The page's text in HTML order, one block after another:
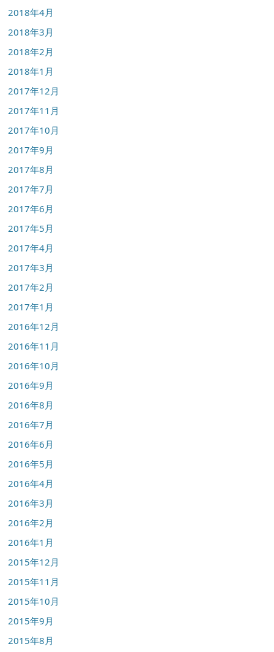
2018年4月
2018年3月
2018年2月
2018年1月
2017年12月
2017年11月
2017年10月
2017年9月
2017年8月
2017年7月
2017年6月
2017年5月
2017年4月
2017年3月
2017年2月
2017年1月
2016年12月
2016年11月
2016年10月
2016年9月
2016年8月
2016年7月
2016年6月
2016年5月
2016年4月
2016年3月
2016年2月
2016年1月
2015年12月
2015年11月
2015年10月
2015年9月
2015年8月